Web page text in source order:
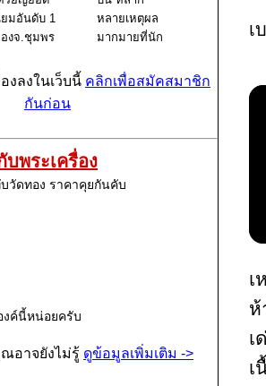
มอันดับ 1
งจ.ชุมพร
นเหรียญที่มี
เก๊ออกมานาน
มากแล้ว
ความนิยมสูง
นสิบปี
รียญรุ่นปี
หลายเหตุผล
มากมายที่นัก
เครื่องต้องการ
หลวงปู่ทิม
อย่างเดียวแน
งลงในเว็บนี้ คลิกเพื่อสมัคสมาชิก
กันก่อน
บพระเครื่อง
วัดทอง ราคาคุยกันคับ
ค์นี้หน่อยครับ
อาจยังไม่รู้ ดูข้อมูลเพิ่มเติม ->
เ
เ
ห้
เ
เ